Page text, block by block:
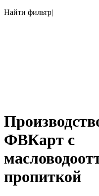
Найти фильтр|
ФВКарт с
пропиткой